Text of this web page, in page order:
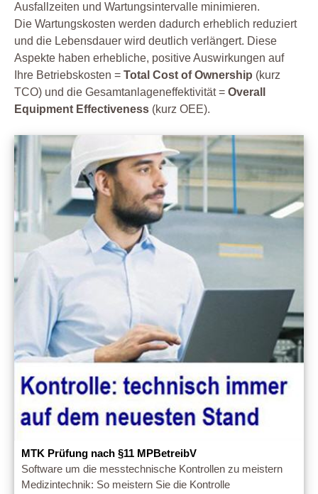
Ausfallzeiten und Wartungsintervalle minimieren.
Die Wartungskosten werden dadurch erheblich reduziert
und die Lebensdauer wird deutlich verlängert. Diese
Aspekte haben erhebliche, positive Auswirkungen auf
Ihre Betriebskosten = Total Cost of Ownership (kurz
TCO) und die Gesamtanlageneffektivität = Overall
Equipment Effectiveness (kurz OEE).
MTK Prüfung nach §11 MPBetreibV
Software um die messtechnische Kontrollen zu meistern
Medizintechnik: So meistern Sie die Kontrolle